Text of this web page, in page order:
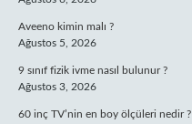
Aveeno kimin malı ?
Ağustos 5, 2026
9 sınıf fizik ivme nasıl bulunur ?
Ağustos 3, 2026
60 inç TV’nin en boy ölçüleri nedir ?